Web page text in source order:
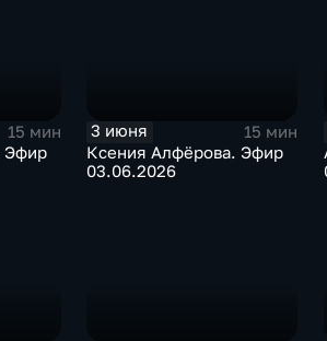
15 мин
Эфир
3 июня
15 мин
Ксения Алфёрова. Эфир
03.06.2026